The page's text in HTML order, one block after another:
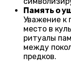
Память о
Уважение к
место в
ритуалы
между
предков.